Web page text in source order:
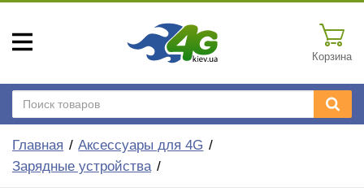
Корзина
Главная
Аксессуары для 4G
Зарядные устройства